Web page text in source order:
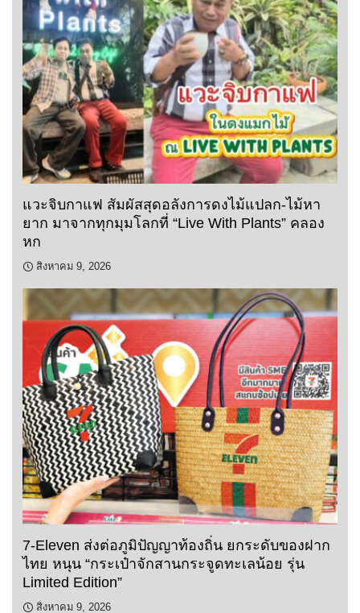
แวะจิบกาแฟ สัมผัสสุดอลังการดงไม้แปลก-ไม้หา
ยาก มาจากทุกมุมโลกที่ “Live With Plants” คลอง
หก
สิงหาคม 9, 2026
7-Eleven ส่งต่อภูมิปัญญาท้องถิ่น ยกระดับของฝาก
ไทย หนุน “กระเป๋าจักสานกระจูดทะเลน้อย รุ่น
Limited Edition”
สิงหาคม 9, 2026